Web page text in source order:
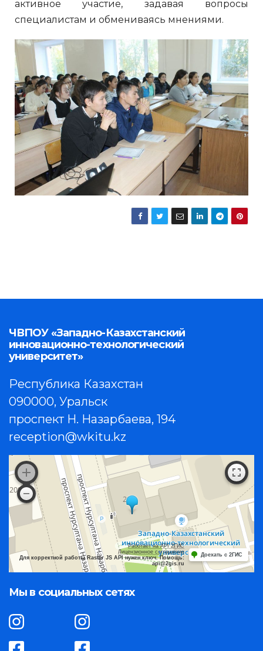
активное участие, задавая вопросы
специалистам и обмениваясь мнениями.
ЧВПОУ «Западно-Казахстанский
инновационно-технологический
университет»
Республика Казахстан
090000, Уральск
проспект Н. Назарбаева, 194
reception@wkitu.kz
Работает на API 2ГИС
Лицензионное соглашение
Для корректной работы Raster JS API нужен ключ. Помощь:
api@2gis.ru
Доехать с 2ГИС
Мы в социальных сетях